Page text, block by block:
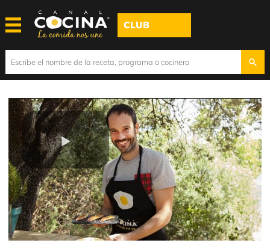
CLUB
Play
Video